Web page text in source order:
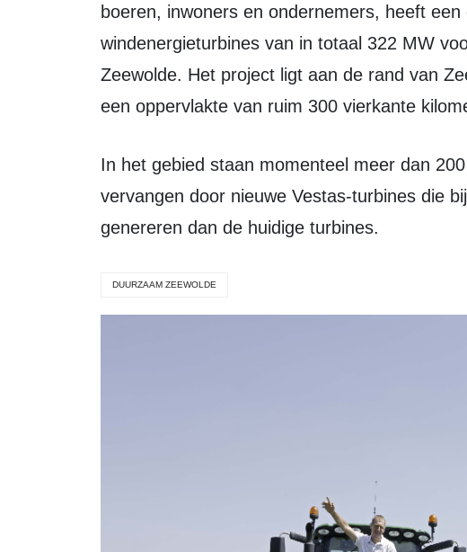
boeren, inwoners en ondernemers, heeft
windenergieturbines van in totaal 322 MW
Zeewolde. Het project ligt aan de rand van
een oppervlakte van ruim 300 vierkante
In het gebied staan momenteel meer dan 200 turbines die zullen worden
vervangen door nieuwe Vestas-turbines die
genereren dan de huidige turbines.
DUURZAAM ZEEWOLDE